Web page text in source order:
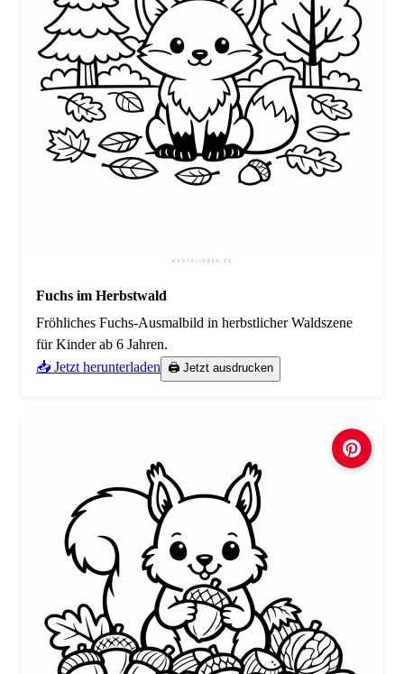
Fuchs im Herbstwald
Fröhliches Fuchs-Ausmalbild in herbstlicher Waldszene
für Kinder ab 6 Jahren.
📥 Jetzt herunterladen
🖨️ Jetzt ausdrucken